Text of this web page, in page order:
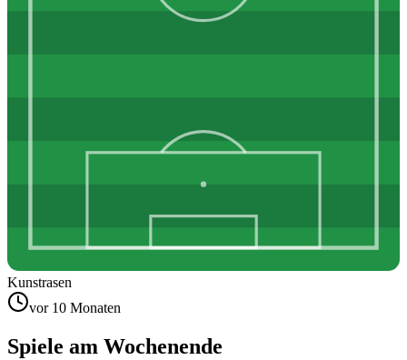
Kunstrasen
vor 10 Monaten
Spiele am Wochenende